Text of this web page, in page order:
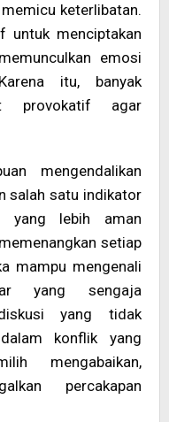
keterlibatan.
untuk menciptakan
emosi
itu, banyak
provokatif agar
mengendalikan
salah satu indikator
yang lebih aman
setiap
mampu mengenali
yang sengaja
yang tidak
konflik yang
mengabaikan,
percakapan